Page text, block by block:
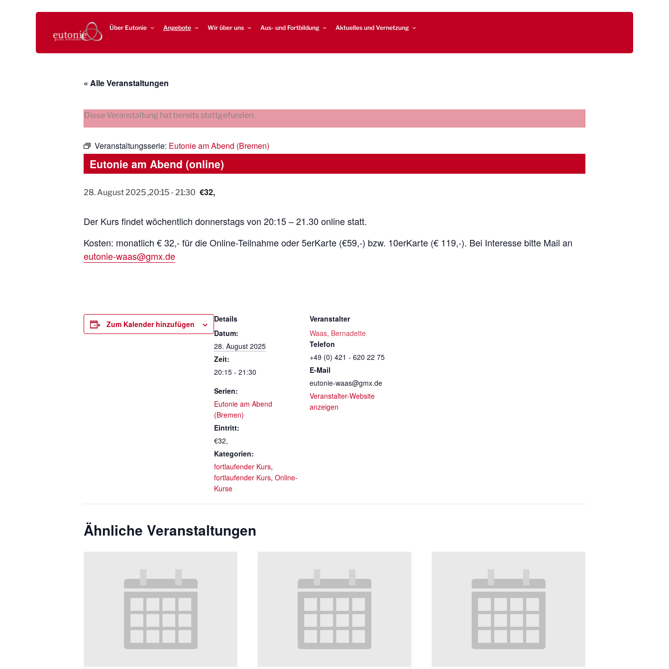
EUTONIE.DE
Über Eutonie Angebote Wir über uns Aus- und Fortbildung Aktuelles und Vernetzung
« Alle Veranstaltungen
Diese Veranstaltung hat bereits stattgefunden.
Veranstaltungsserie: Eutonie am Abend (Bremen)
Eutonie am Abend (online)
28. August 2025 ,20:15 - 21:30 €32,
Der Kurs findet wöchentlich donnerstags von 20:15 – 21.30 online statt.
Kosten: monatlich € 32,- für die Online-Teilnahme oder 5erKarte (€59,-) bzw. 10erKarte (€ 119,-). Bei Interesse bitte Mail an
eutonie-waas@gmx.de
Zum Kalender hinzufügen
Details
Datum:
28. August 2025
Zeit:
20:15 - 21:30
Serien:
Eutonie am Abend
(Bremen)
Eintritt:
€32,
Kategorien:
fortlaufender Kurs,
fortlaufender Kurs, Online-
Kurse
Veranstalter
Waas, Bernadette
Telefon
+49 (0) 421 - 620 22 75
E-Mail
eutonie-waas@gmx.de
Veranstalter-Website
anzeigen
Ähnliche Veranstaltungen